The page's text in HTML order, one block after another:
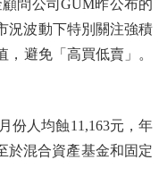
問公司GUM昨公布的
況波動下特別關注強積
避免「高買低賣」。
份人均蝕11,163元，年
於混合資產基金和固定